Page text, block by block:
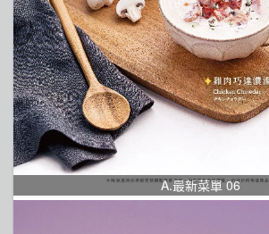
A.最新菜單 06